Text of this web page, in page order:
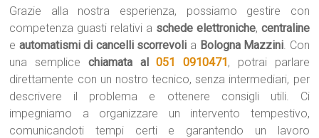
Grazie alla nostra esperienza, possiamo gestire con
competenza guasti relativi a schede elettroniche, centraline
e automatismi di cancelli scorrevoli a Bologna Mazzini. Con
una semplice chiamata al051 0910471, potrai parlare
direttamente con un nostro tecnico, senza intermediari, per
descrivere il problema e ottenere consigli utili. Ci
impegniamo a organizzare un intervento tempestivo,
comunicandoti tempi certi e garantendo un lavoro